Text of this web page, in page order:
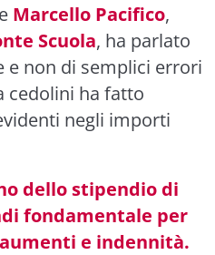
Marcello Pacifico,
Scuola, ha parlato
e non di semplici errori
cedolini ha fatto
negli importi
dello stipendio di
fondamentale per
e indennità.